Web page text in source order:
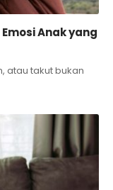
Anak yang
atau takut bukan